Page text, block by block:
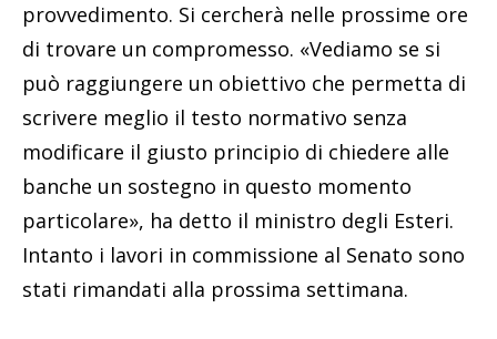
provvedimento. Si cercherà nelle prossime ore
di trovare un compromesso. «Vediamo se si
può raggiungere un obiettivo che permetta di
scrivere meglio il testo normativo senza
modificare il giusto principio di chiedere alle
banche un sostegno in questo momento
particolare», ha detto il ministro degli Esteri.
Intanto i lavori in commissione al Senato sono
stati rimandati alla prossima settimana.